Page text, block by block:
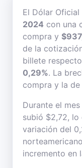
El Dólar
2024 con una
compra y
de la
billete
0,29%. La
compra y la
Durante el
subió $2,72, lo
variación del
incremento en